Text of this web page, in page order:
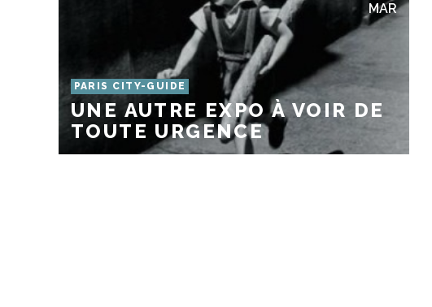
MAR
PARIS CITY-GUIDE
UNE AUTRE EXPO À VOIR DE
TOUTE URGENCE